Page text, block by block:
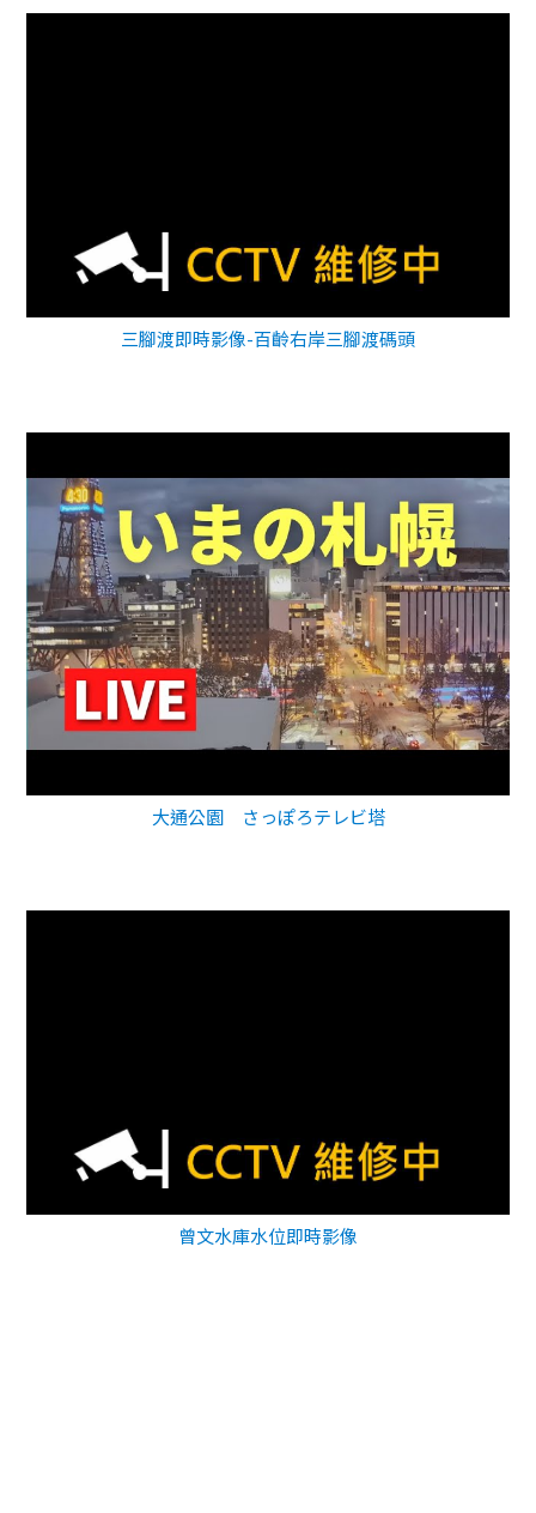
三腳渡即時影像-百齡右岸三腳渡碼頭
大通公園 さっぽろテレビ塔
曾文水庫水位即時影像